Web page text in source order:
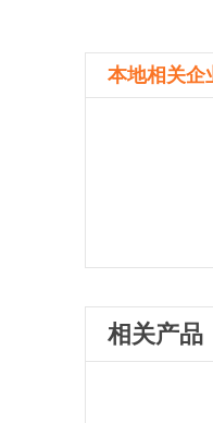
本地相关企
相关产品